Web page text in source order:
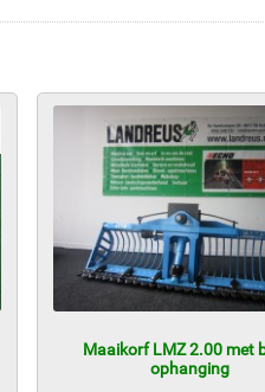
Maaikorf LMZ 2.00 met
ophanging